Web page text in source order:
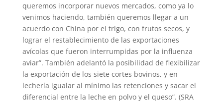
queremos incorporar nuevos mercados, como ya lo
venimos haciendo, también queremos llegar a un
acuerdo con China por el trigo, con frutos secos, y
lograr el restablecimiento de las exportaciones
avícolas que fueron interrumpidas por la influenza
aviar”. También adelantó la posibilidad de flexibilizar
la exportación de los siete cortes bovinos, y en
lechería igualar al mínimo las retenciones y sacar el
diferencial entre la leche en polvo y el queso”. (SRA